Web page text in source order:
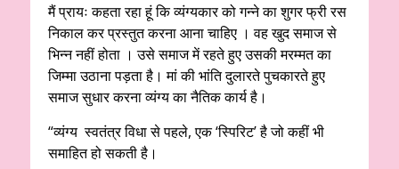
मैं प्रायः कहता रहा हूं कि व्यंग्यकार को गन्ने का शुगर फ्री रस
निकाल कर प्रस्तुत करना आना चाहिए । वह खुद समाज से
भिन्न नहीं होता । उसे समाज में रहते हुए उसकी मरम्मत का
जिम्मा उठाना पड़ता है। मां की भांति दुलारते पुचकारते हुए
समाज सुधार करना व्यंग्य का नैतिक कार्य है।
“व्यंग्य स्वतंत्र विधा से पहले, एक ‘स्पिरिट’ है जो कहीं भी
समाहित हो सकती है।